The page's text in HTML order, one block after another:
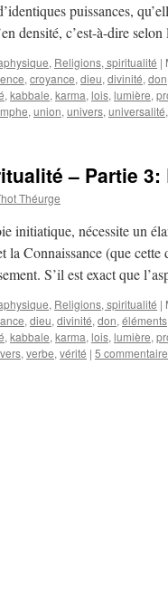
puissances,
densité, c’est-à-dire
, Religions, spiritualité |
, croyance, dieu, divinité, don
, kabbale, karma, lois, lumière,
, union, univers, universalité,
– Partie 3:
Théurge
initiatique, nécessite un
la Connaissance (que
S’il est exact que
, Religions, spiritualité |
, dieu, divinité, don, éléments
, kabbale, karma, lois, lumière,
, verbe, vérité | 5